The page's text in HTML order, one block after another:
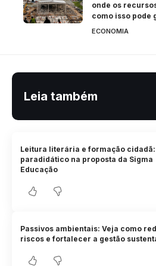
onde os
como isso pode
ECONOMIA
Leia também
Leitura literária e formação
paradidático na proposta da Sigma
Educação
Passivos ambientais: Veja como
riscos e fortalecer a gestão